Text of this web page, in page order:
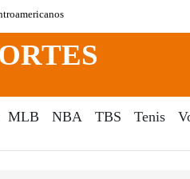
MLB NBA TBS Tenis